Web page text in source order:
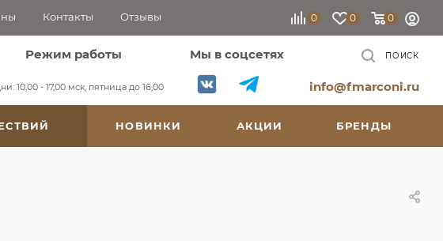
Контакты Отзывы 0 0 0
Режим работы
10,00 - 17,00 мск, пятница до 16,00
Мы в соцсетях ПОИСК
info@fmarconi.ru
НОВИНКИ АКЦИИ БРЕНДЫ